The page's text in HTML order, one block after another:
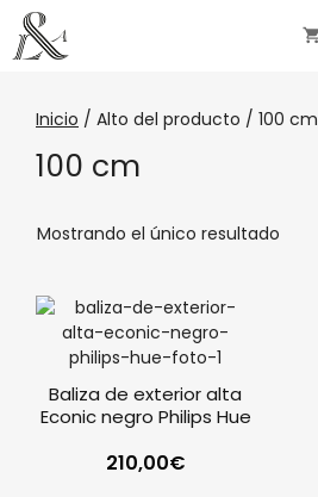
Inicio / Alto del producto / 100 cm
100 cm
Mostrando el único resultado
Baliza de exterior alta
Econic negro Philips Hue
210,00€